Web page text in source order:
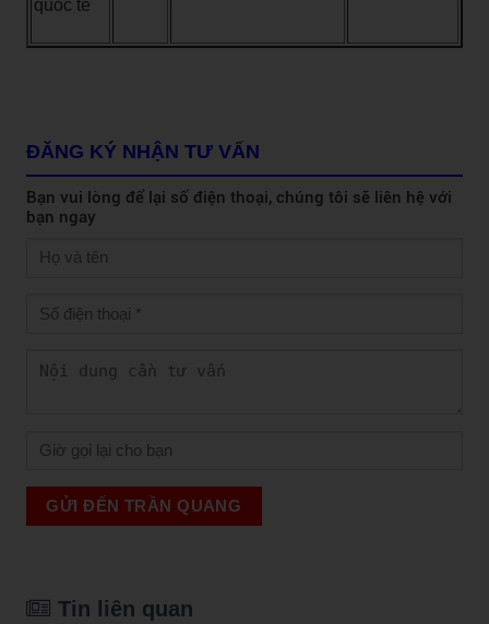
quốc tế
ĐĂNG KÝ NHẬN TƯ VẤN
Bạn vui lòng để lại số điện thoại, chúng tôi sẽ liên hệ với
bạn ngay
GỬI ĐẾN TRẦN QUANG
Tin liên quan